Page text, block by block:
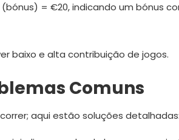
= €20, indicando um bónus
baixo e alta contribuição de jogos.
Comuns
aqui estão soluções detalhadas: